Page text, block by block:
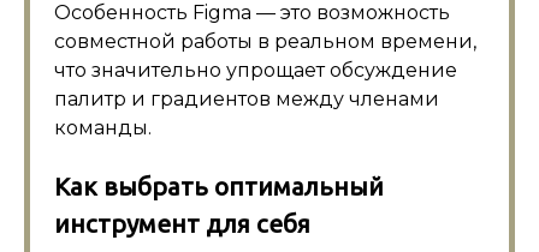
Особенность Figma — это возможность
совместной работы в реальном времени,
что значительно упрощает обсуждение
палитр и градиентов между членами
команды.
Как выбрать оптимальный
инструмент для себя